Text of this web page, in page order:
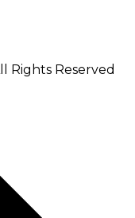
Rights Reserved